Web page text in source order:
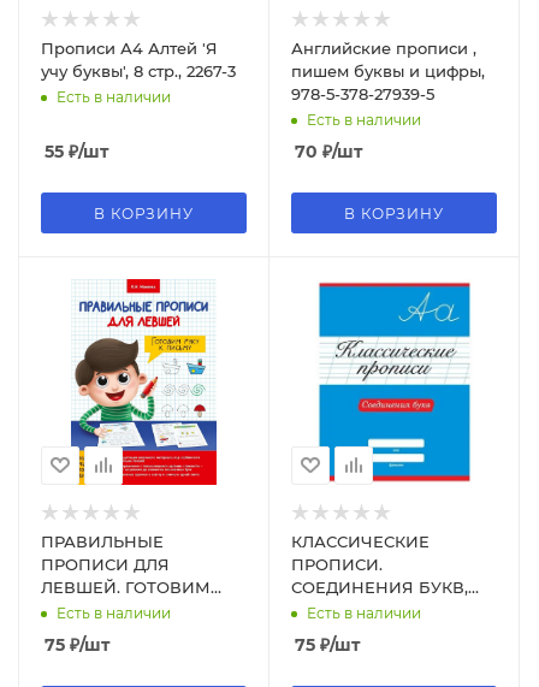
Прописи А4 Алтей 'Я
учу буквы', 8 стр., 2267-3
Есть в наличии
55 ₽/шт
В КОРЗИНУ
Английские прописи ,
пишем буквы и цифры,
978-5-378-27939-5
Есть в наличии
70 ₽/шт
В КОРЗИНУ
ПРАВИЛЬНЫЕ
ПРОПИСИ ДЛЯ
ЛЕВШЕЙ. ГОТОВИМ
РУКУ К ПИСЬМУ
Есть в наличии
75 ₽/шт
КЛАССИЧЕСКИЕ
ПРОПИСИ.
СОЕДИНЕНИЯ БУКВ,
978-5-378-31882-7
Есть в наличии
75 ₽/шт